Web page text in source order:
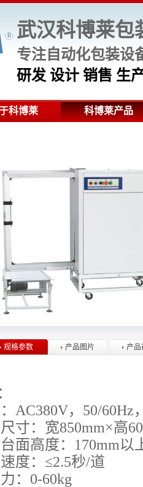
武汉科博莱包
专注自动化包装设
研发 设计 销售 生
科博莱 科博莱产品
规格参数 产品图片 产品
，50/60Hz
：宽850mm×高
高度： 170mm以
度：≤2.5秒/道
：0-60kg